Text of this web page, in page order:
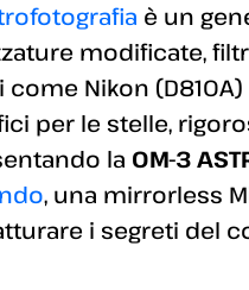
è un
modificate,
Nikon (D810A)
per le stelle,
la OM-3
, una mirrorless
i segreti del